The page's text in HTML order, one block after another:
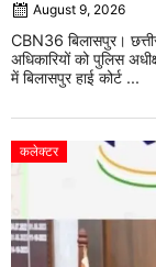
August 9, 2026
CBN36 बिलासपुर।
अधिकारियों को पुलिस
में बिलासपुर हाई कोर्ट ...
कलेक्टर